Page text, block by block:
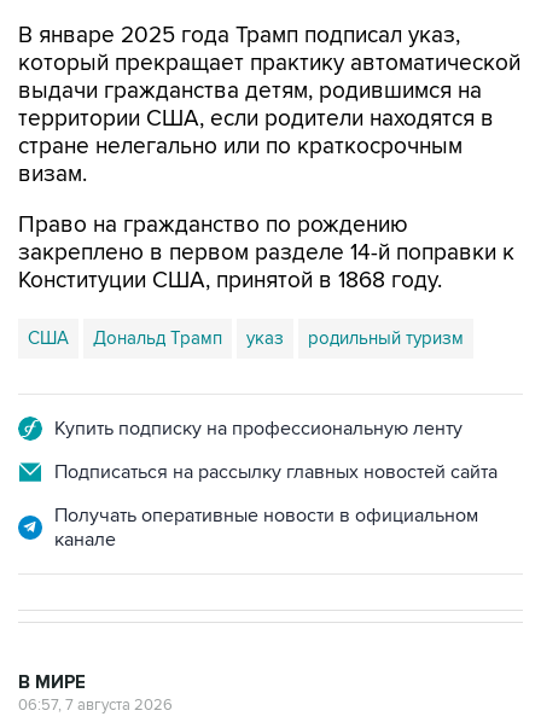
В январе 2025 года Трамп подписал указ,
который прекращает практику автоматической
выдачи гражданства детям, родившимся на
территории США, если родители находятся в
стране нелегально или по краткосрочным
визам.
Право на гражданство по рождению
закреплено в первом разделе 14-й поправки к
Конституции США, принятой в 1868 году.
США Дональд Трамп указ родильный туризм
Купить подписку на профессиональную ленту
Подписаться на рассылку главных новостей сайта
Получать оперативные новости в официальном
канале
В МИРЕ
06:57, 7 августа 2026